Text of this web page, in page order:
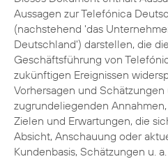
Aussagen zur Telefónica
(nachstehend 'das
Deutschland') darstellen, die
Geschäftsführung von
zukünftigen Ereignissen
Vorhersagen und
zugrundeliegenden
Zielen und Erwartungen, die
Absicht, Anschauung oder
Kundenbasis, Schätzungen u.